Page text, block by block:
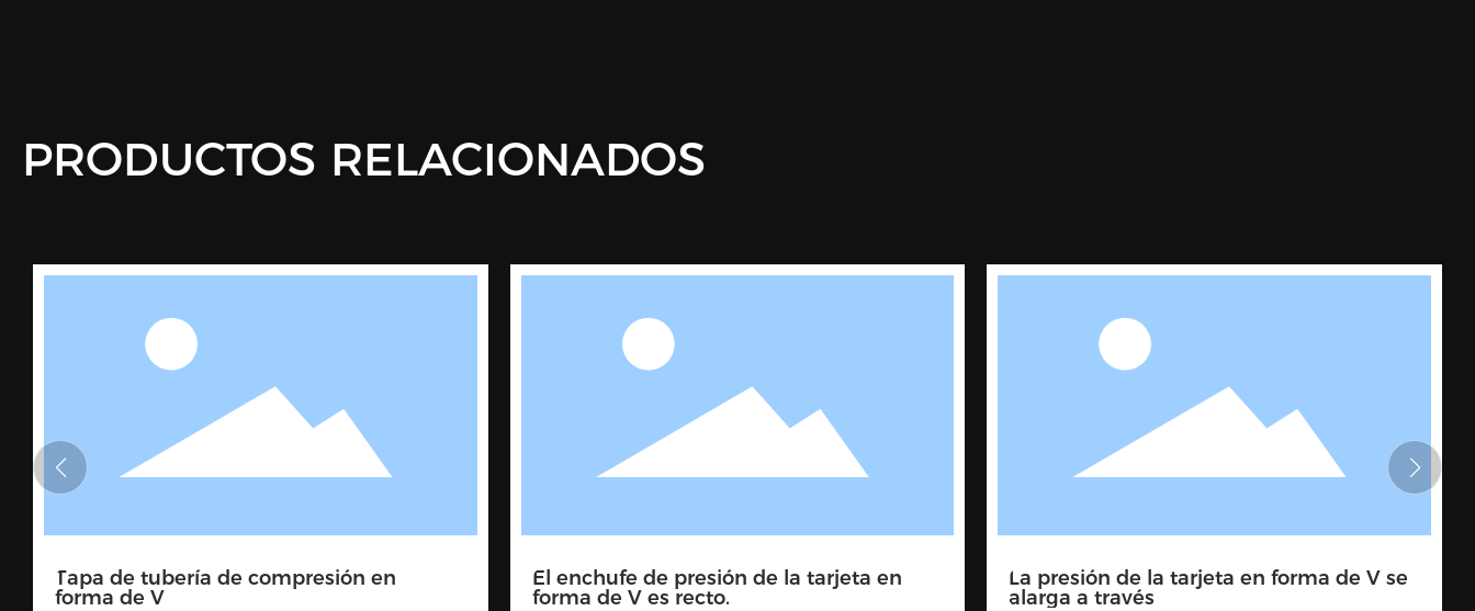
PRODUCTOS RELACIONADOS
Enchufe de presión de tarjeta en V 90
grados
Doble soporte de presión de tarjeta en
forma de V 90 grados